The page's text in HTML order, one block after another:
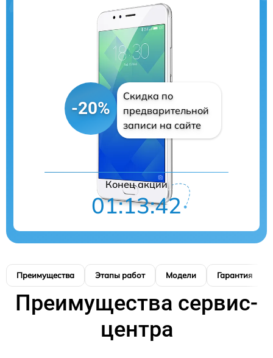
-20%
Скидка по
предварительной
записи на сайте
Конец акции
01:13:41
Преимущества Этапы работ Модели Гарантия
Преимущества сервис-
центра